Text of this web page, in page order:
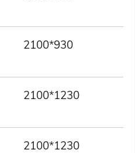
2100*930
2100*1230
2100*1230